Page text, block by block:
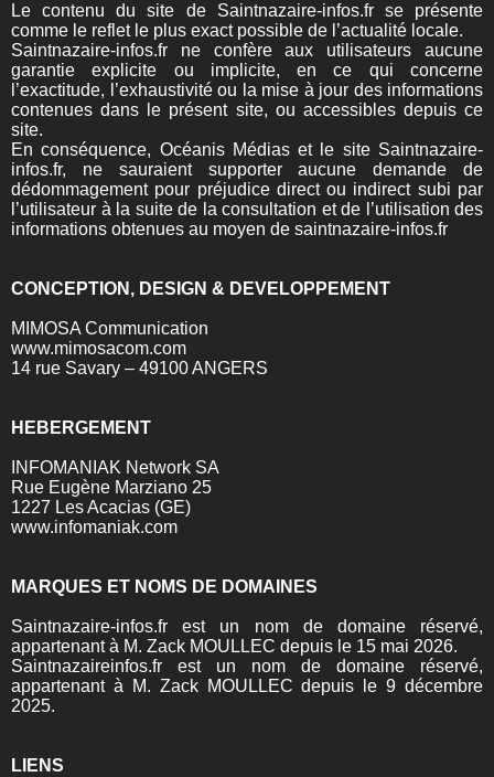
Le contenu du site de Saintnazaire-infos.fr se présente
comme le reflet le plus exact possible de l’actualité locale.
Saintnazaire-infos.fr ne confère aux utilisateurs aucune
garantie explicite ou implicite, en ce qui concerne
l’exactitude, l’exhaustivité ou la mise à jour des informations
contenues dans le présent site, ou accessibles depuis ce
site.
En conséquence, Océanis Médias et le site Saintnazaire-
infos.fr, ne sauraient supporter aucune demande de
dédommagement pour préjudice direct ou indirect subi par
l’utilisateur à la suite de la consultation et de l’utilisation des
informations obtenues au moyen de saintnazaire-infos.fr
CONCEPTION, DESIGN & DEVELOPPEMENT
MIMOSA Communication
www.mimosacom.com
14 rue Savary – 49100 ANGERS
HEBERGEMENT
INFOMANIAK Network SA
Rue Eugène Marziano 25
1227 Les Acacias (GE)
www.infomaniak.com
MARQUES ET NOMS DE DOMAINES
Saintnazaire-infos.fr est un nom de domaine réservé,
appartenant à M. Zack MOULLEC depuis le 15 mai 2026.
Saintnazaireinfos.fr est un nom de domaine réservé,
appartenant à M. Zack MOULLEC depuis le 9 décembre
2025.
LIENS